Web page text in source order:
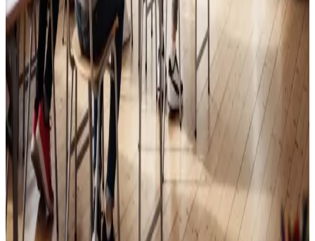
Skoleventilation
Frisk luft og bedre koncentration i skoler og institutioner
i Munkebo.
Læs mere